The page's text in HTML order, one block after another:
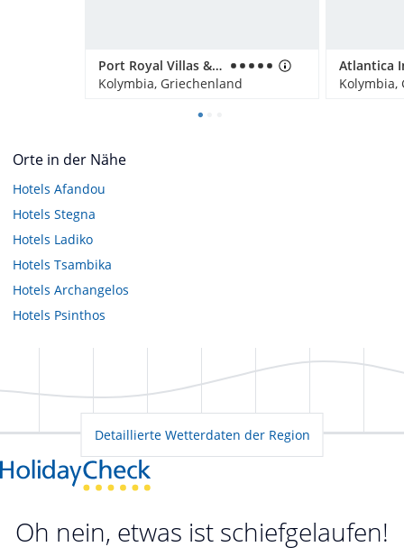
Port Royal Villas & Spa/ Sentido Port Royal Villas & Spa
Kolymbia, Griechenland
Kolymbia,
Orte in der Nähe
Hotels Afandou
Hotels Stegna
Hotels Ladiko
Hotels Tsambika
Hotels Archangelos
Hotels Psinthos
Detaillierte Wetterdaten der Region
Oh nein, etwas ist schiefgelaufen!